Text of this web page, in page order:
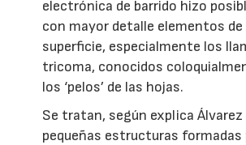
electrónica de barrido hizo
con mayor detalle elementos de
superficie, especialmente los
tricoma, conocidos
los ‘pelos’ de las hojas.
Se tratan, según explica Álvarez
pequeñas estructuras formadas